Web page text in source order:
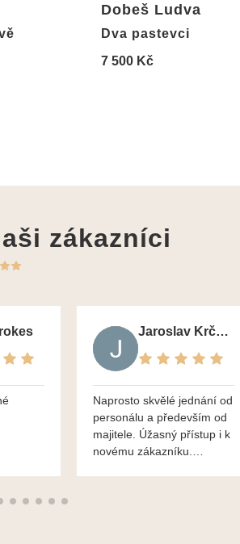
Dobeš Ludva
Dva pastevci
7 500 Kč
zákazníci
Jaroslav Krčma
Naprosto skvělé jednání od
personálu a především od
majitele. Úžasný přístup i k
novému zákazníku.